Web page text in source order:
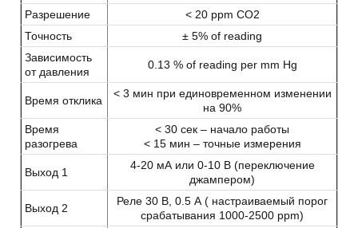
Разрешение
< 20 ppm CO2
Точность
± 5% of reading
Зависимость
от давления
0.13 % of reading per mm Hg
Время отклика
< 3 мин при единовременном изменении
на 90%
Время
разогрева
< 30 сек – начало работы
< 15 мин – точные измерения
Выход 1
4-20 мА или 0-10 В (переключение
джампером)
Выход 2
Реле 30 В, 0.5 А ( настраиваемый порог
срабатывания 1000‐2500 ppm)